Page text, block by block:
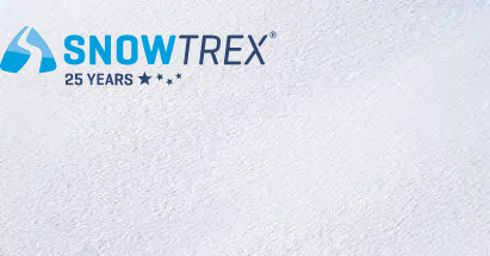
Schrijf je in voor onze nieuwsbrief en wees als eerste op